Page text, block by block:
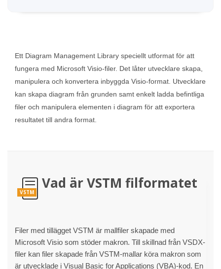
Ett Diagram Management Library speciellt utformat för att
fungera med Microsoft Visio-filer. Det låter utvecklare skapa,
manipulera och konvertera inbyggda Visio-format. Utvecklare
kan skapa diagram från grunden samt enkelt ladda befintliga
filer och manipulera elementen i diagram för att exportera
resultatet till andra format.
VSTM
Vad är VSTM filformatet
Filer med tillägget VSTM är mallfiler skapade med
Microsoft Visio som stöder makron. Till skillnad från VSDX-
filer kan filer skapade från VSTM-mallar köra makron som
är utvecklade i Visual Basic for Applications (VBA)-kod. En